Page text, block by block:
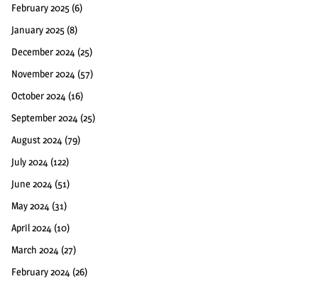
February 2025 (6)
January 2025 (8)
December 2024 (25)
November 2024 (57)
October 2024 (16)
September 2024 (25)
August 2024 (79)
July 2024 (122)
June 2024 (51)
May 2024 (31)
April 2024 (10)
March 2024 (27)
February 2024 (26)